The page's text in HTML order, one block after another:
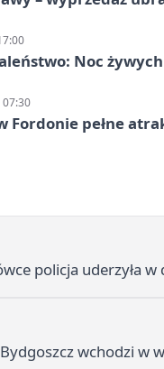
Noc
Fordonie pełne
policja uderzyła
Bydgoszcz wchodzi w